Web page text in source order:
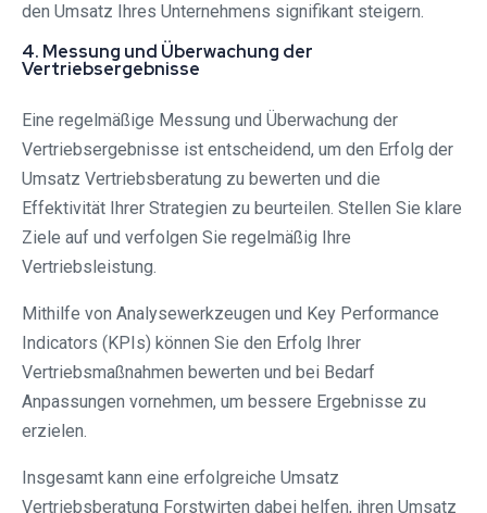
den Umsatz Ihres Unternehmens signifikant steigern.
4. Messung und Überwachung der
Vertriebsergebnisse
Eine regelmäßige Messung und Überwachung der
Vertriebsergebnisse ist entscheidend, um den Erfolg der
Umsatz Vertriebsberatung zu bewerten und die
Effektivität Ihrer Strategien zu beurteilen. Stellen Sie klare
Ziele auf und verfolgen Sie regelmäßig Ihre
Vertriebsleistung.
Mithilfe von Analysewerkzeugen und Key Performance
Indicators (KPIs) können Sie den Erfolg Ihrer
Vertriebsmaßnahmen bewerten und bei Bedarf
Anpassungen vornehmen, um bessere Ergebnisse zu
erzielen.
Insgesamt kann eine erfolgreiche Umsatz
Vertriebsberatung Forstwirten dabei helfen, ihren Umsatz